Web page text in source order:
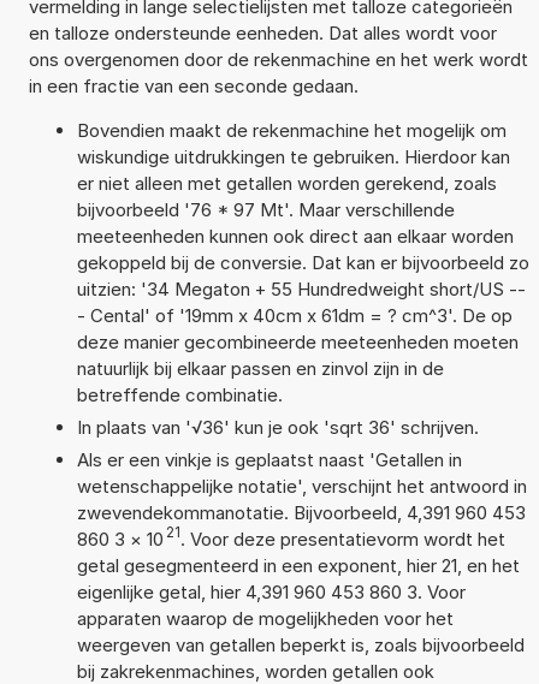
vermelding in lange selectielijsten met talloze categorieën
en talloze ondersteunde eenheden. Dat alles wordt voor
ons overgenomen door de rekenmachine en het werk wordt
in een fractie van een seconde gedaan.
Bovendien maakt de rekenmachine het mogelijk om
wiskundige uitdrukkingen te gebruiken. Hierdoor kan
er niet alleen met getallen worden gerekend, zoals
bijvoorbeeld '76 * 97 Mt'. Maar verschillende
meeteenheden kunnen ook direct aan elkaar worden
gekoppeld bij de conversie. Dat kan er bijvoorbeeld zo
uitzien: '34 Megaton + 55 Hundredweight short/US --
- Cental' of '19mm x 40cm x 61dm = ? cm^3'. De op
deze manier gecombineerde meeteenheden moeten
natuurlijk bij elkaar passen en zinvol zijn in de
betreffende combinatie.
In plaats van '√36' kun je ook 'sqrt 36' schrijven.
Als er een vinkje is geplaatst naast 'Getallen in
wetenschappelijke notatie', verschijnt het antwoord in
zwevendekommanotatie. Bijvoorbeeld, 4,391 960 453
860 3 × 10 21. Voor deze presentatievorm wordt het
getal gesegmenteerd in een exponent, hier 21, en het
eigenlijke getal, hier 4,391 960 453 860 3. Voor
apparaten waarop de mogelijkheden voor het
weergeven van getallen beperkt is, zoals bijvoorbeeld
bij zakrekenmachines, worden getallen ook